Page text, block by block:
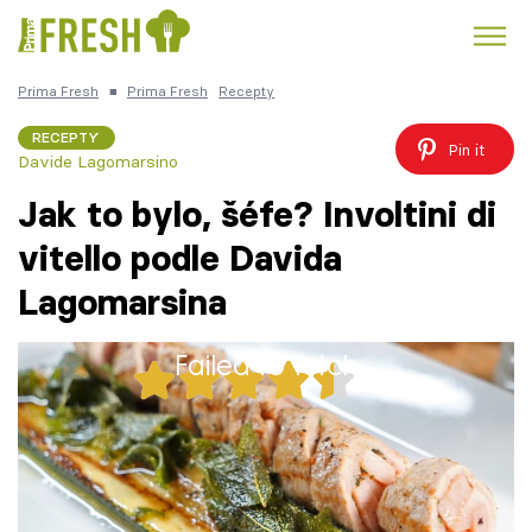
Česká kuchyně Čokoláda
Témata
Recepty
Články
TV Program
Prima Fresh ■ Prima Fresh Recepty
RECEPTY
Davide Lagomarsino
Pin it
Jak to bylo, šéfe? Involtini di
vitello podle Davida
Lagomarsina
Failed to fetch
V sedmé epizodě Jak to bylo, šéfe? připravil
Zdeněk Pohlreich spolu s italským
šéfkuchařem Davidem Lagomarsinem tradiční